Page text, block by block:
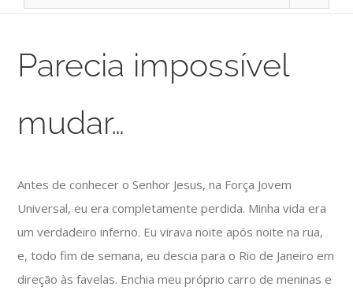
Parecia impossível
mudar…
Antes de conhecer o Senhor Jesus, na Força Jovem
Universal, eu era completamente perdida. Minha vida era
um verdadeiro inferno. Eu virava noite após noite na rua,
e, todo fim de semana, eu descia para o Rio de Janeiro em
direção às favelas. Enchia meu próprio carro de meninas e